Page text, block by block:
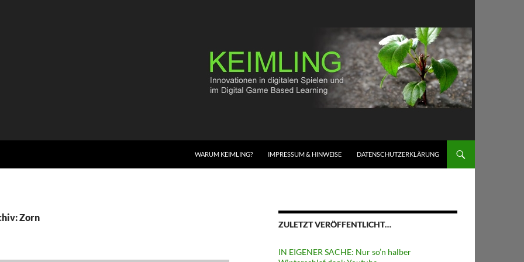
WARUM KEIMLING? IMPRESSUM & HINWEISE DATENSCHUTZERKLÄRUNG
Zorn
ZULETZT VERÖFFENTLICHT…
IN EIGENER SACHE: Nur so’n halber